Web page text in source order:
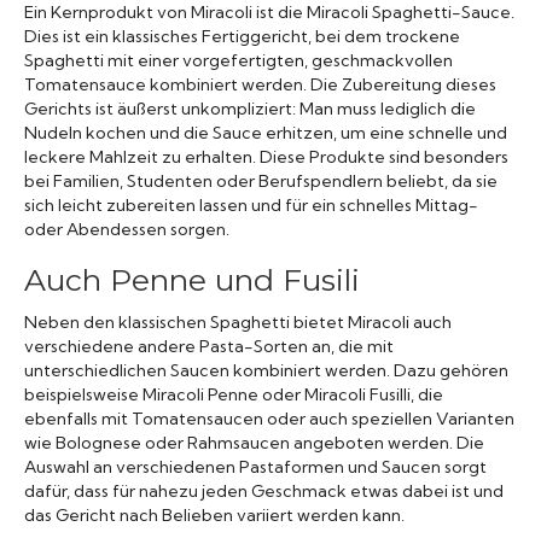
Ein Kernprodukt von Miracoli ist die Miracoli Spaghetti-Sauce.
Dies ist ein klassisches Fertiggericht, bei dem trockene
Spaghetti mit einer vorgefertigten, geschmackvollen
Tomatensauce kombiniert werden. Die Zubereitung dieses
Gerichts ist äußerst unkompliziert: Man muss lediglich die
Nudeln kochen und die Sauce erhitzen, um eine schnelle und
leckere Mahlzeit zu erhalten. Diese Produkte sind besonders
bei Familien, Studenten oder Berufspendlern beliebt, da sie
sich leicht zubereiten lassen und für ein schnelles Mittag-
oder Abendessen sorgen.
Auch Penne und Fusili
Neben den klassischen Spaghetti bietet Miracoli auch
verschiedene andere Pasta-Sorten an, die mit
unterschiedlichen Saucen kombiniert werden. Dazu gehören
beispielsweise Miracoli Penne oder Miracoli Fusilli, die
ebenfalls mit Tomatensaucen oder auch speziellen Varianten
wie Bolognese oder Rahmsaucen angeboten werden. Die
Auswahl an verschiedenen Pastaformen und Saucen sorgt
dafür, dass für nahezu jeden Geschmack etwas dabei ist und
das Gericht nach Belieben variiert werden kann.